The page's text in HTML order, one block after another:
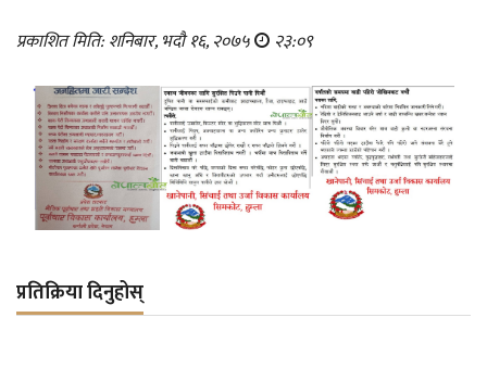
प्रकाशित मिति: शनिबार, भदौ १६, २०७५ २३:०९
प्रतिक्रिया दिनुहोस्